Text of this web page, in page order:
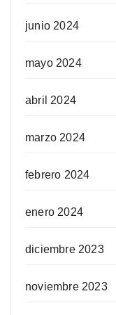
junio 2024
mayo 2024
abril 2024
marzo 2024
febrero 2024
enero 2024
diciembre 2023
noviembre 2023